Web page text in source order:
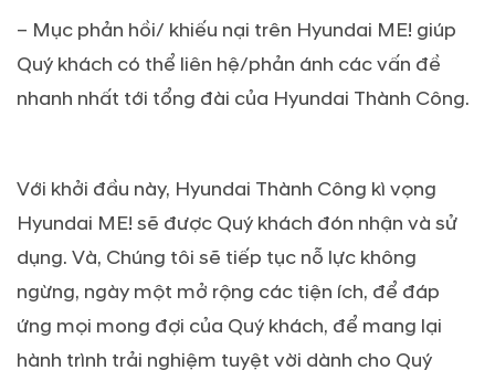
– Mục phản hồi/ khiếu nại trên Hyundai ME! giúp
Quý khách có thể liên hệ/phản ánh các vấn đề
nhanh nhất tới tổng đài của Hyundai Thành Công.
Với khởi đầu này, Hyundai Thành Công kì vọng
Hyundai ME! sẽ được Quý khách đón nhận và sử
dụng. Và, Chúng tôi sẽ tiếp tục nỗ lực không
ngừng, ngày một mở rộng các tiện ích, để đáp
ứng mọi mong đợi của Quý khách, để mang lại
hành trình trải nghiệm tuyệt vời dành cho Quý